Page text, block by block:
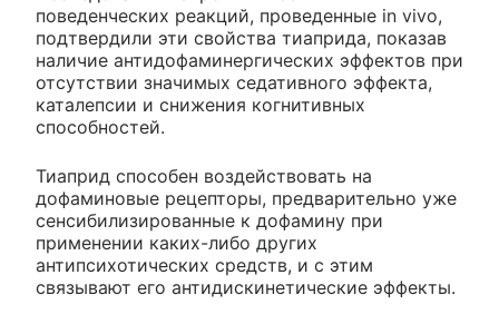
поведенческих реакций, проведенные in vivo,
подтвердили эти свойства тиаприда, показав
наличие антидофаминергических эффектов при
отсутствии значимых седативного эффекта,
каталепсии и снижения когнитивных
способностей.
Тиаприд способен воздействовать на
дофаминовые рецепторы, предварительно уже
сенсибилизированные к дофамину при
применении каких-либо других
антипсихотических средств, и с этим
связывают его антидискинетические эффекты.